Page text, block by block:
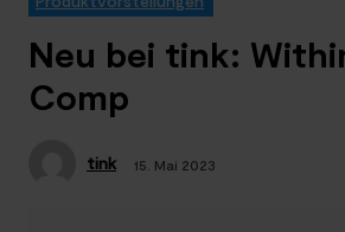
Neu bei tink:
Comp
tink 15. Mai 2023